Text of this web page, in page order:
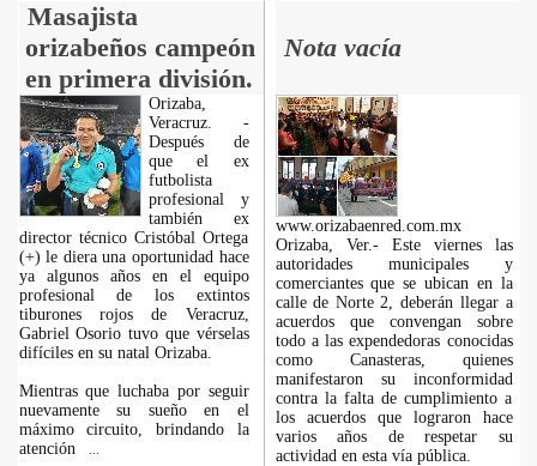
Masajista
orizabeños campeón
en primera división.
Nota vacía
Orizaba,
Veracruz. -
Después de
que el ex
futbolista
profesional y
también ex
director técnico Cristóbal Ortega
(+) le diera una oportunidad hace
ya algunos años en el equipo
profesional de los extintos
tiburones rojos de Veracruz,
Gabriel Osorio tuvo que vérselas
difíciles en su natal Orizaba.
Mientras que luchaba por seguir
nuevamente su sueño en el
máximo circuito, brindando la
atención
www.orizabaenred.com.mx
Orizaba, Ver.- Este viernes las
autoridades municipales y
comerciantes que se ubican en la
calle de Norte 2, deberán llegar a
acuerdos que convengan sobre
todo a las expendedoras conocidas
como Canasteras, quienes
manifestaron su inconformidad
contra la falta de cumplimiento a
los acuerdos que lograron hace
varios años de respetar su
actividad en esta vía pública.